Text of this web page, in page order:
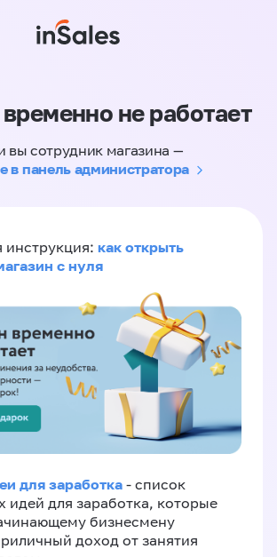
не работает
вы сотрудник магазина —
в панель администратора
инструкция: как открыть
с нуля
для заработка - список
идей для заработка, которые
бизнесмену
доход от занятия